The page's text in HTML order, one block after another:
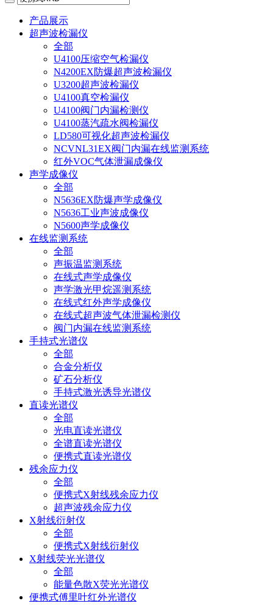
产品展示
超声波检漏仪
全部
U4100压缩空气检漏仪
N4200EX防爆超声波检漏仪
U3200超声波检漏仪
U4100真空检漏仪
U4100阀门内漏检测仪
U4100蒸汽疏水阀检漏仪
LD580可视化超声波检漏仪
NCVNL31EX阀门内漏在线监测系统
红外VOC气体泄漏成像仪
声学成像仪
全部
N5636EX防爆声学成像仪
N5636工业声波成像仪
N5600声学成像仪
在线监测系统
全部
声振温监测系统
在线式声学成像仪
声学激光甲烷遥测系统
在线式红外声学成像仪
在线式超声波气体泄漏检测仪
阀门内漏在线监测系统
手持式光谱仪
全部
合金分析仪
矿石分析仪
手持式激光诱导光谱仪
直读光谱仪
全部
光电直读光谱仪
全谱直读光谱仪
便携式直读光谱仪
残余应力仪
全部
便携式X射线残余应力仪
超声波残余应力仪
X射线衍射仪
全部
便携式X射线衍射仪
X射线荧光光谱仪
全部
能量色散X荧光光谱仪
便携式傅里叶红外光谱仪